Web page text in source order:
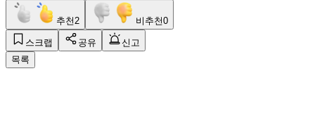
추천 2 비추천0
스크랩 공유
신고
목록